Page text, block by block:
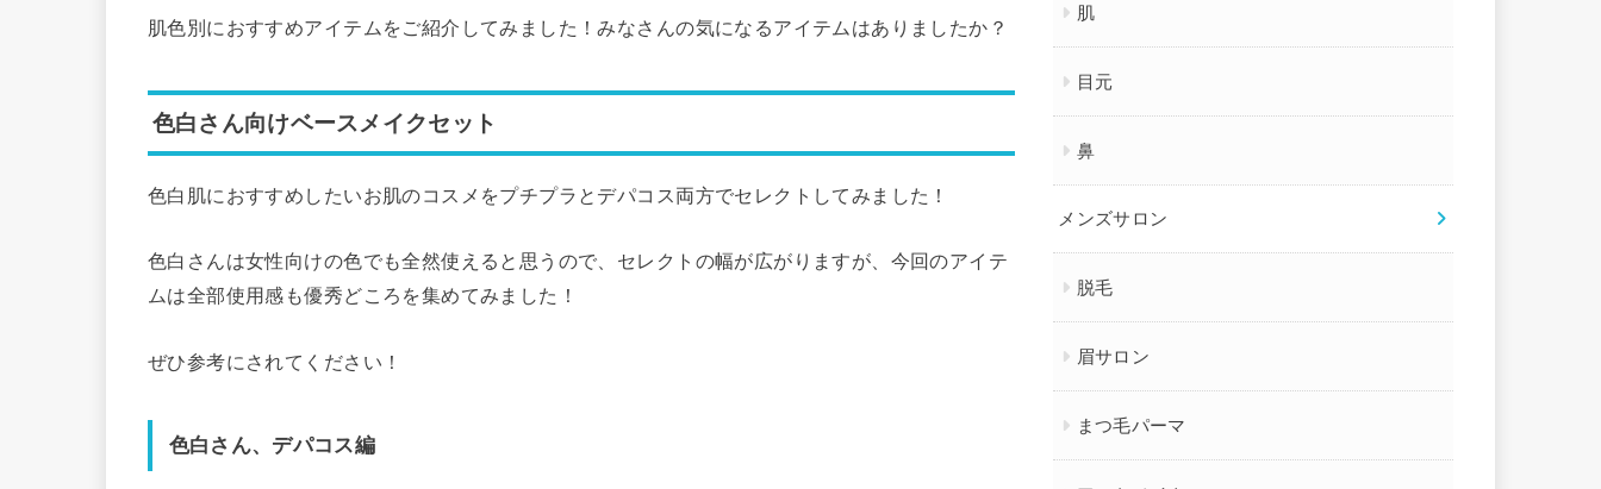
肌色別におすすめアイテムをご紹介してみました！みなさんの気になるアイテムはありましたか？
色白さん向けベースメイクセット
色白肌におすすめしたいお肌のコスメをプチプラとデパコス両方でセレクトしてみました！
色白さんは女性向けの色でも全然使えると思うので、セレクトの幅が広がりますが、今回のアイテ
ムは全部使用感も優秀どころを集めてみました！
ぜひ参考にされてください！
色白さん、デパコス編
肌
目元
鼻
メンズサロン
脱毛
眉サロン
まつ毛パーマ